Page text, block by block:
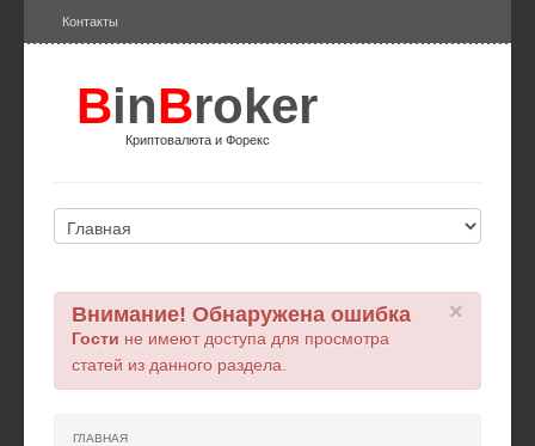
Контакты
BinBroker
Криптовалюта и Форекс
×
Внимание! Обнаружена ошибка
Гости не имеют доступа для просмотра
статей из данного раздела.
ГЛАВНАЯ